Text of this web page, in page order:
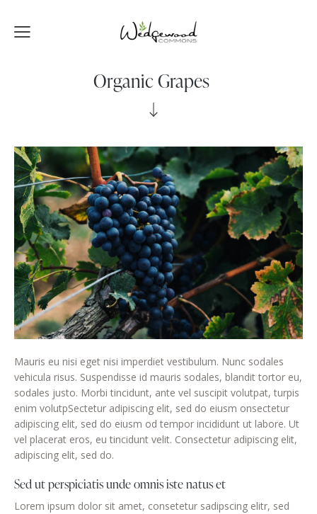
Organic Grapes
Mauris eu nisi eget nisi imperdiet vestibulum. Nunc sodales
vehicula risus. Suspendisse id mauris sodales, blandit tortor eu,
sodales justo. Morbi tincidunt, ante vel suscipit volutpat, turpis
enim volutpSectetur adipiscing elit, sed do eiusm onsectetur
adipiscing elit, sed do eiusm od tempor incididunt ut labore. Ut
vel placerat eros, eu tincidunt velit. Consectetur adipiscing elit,
adipiscing elit, sed do.
Sed ut perspiciatis unde omnis iste natus et
Lorem ipsum dolor sit amet, consetetur sadipscing elitr, sed